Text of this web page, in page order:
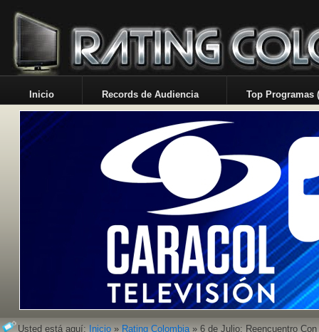
Inicio Records de Audiencia Top Programas
Usted está aquí: Inicio » Rating Colombia» 6 de Julio: Reencuentro